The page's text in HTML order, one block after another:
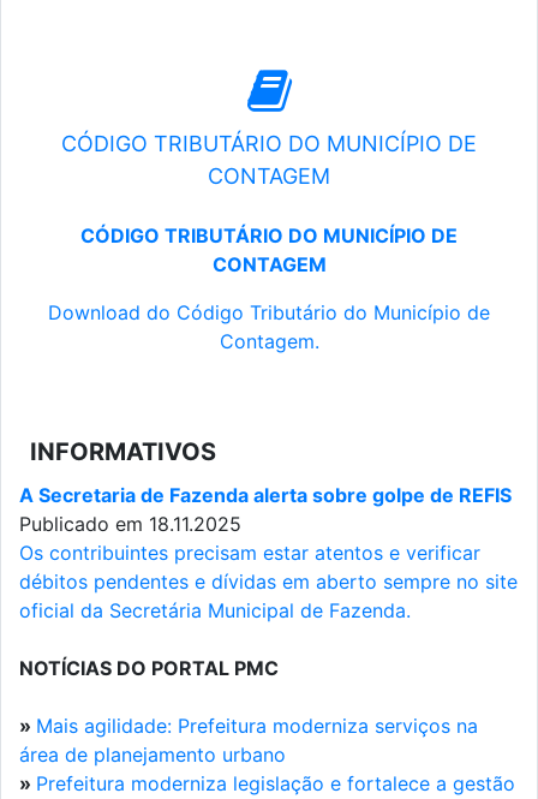
CÓDIGO TRIBUTÁRIO DO MUNICÍPIO DE
CONTAGEM
CÓDIGO TRIBUTÁRIO DO MUNICÍPIO DE
CONTAGEM
Download do Código Tributário do Município de
Contagem.
INFORMATIVOS
A Secretaria de Fazenda alerta sobre golpe de REFIS
Publicado em 18.11.2025
Os contribuintes precisam estar atentos e verificar
débitos pendentes e dívidas em aberto sempre no site
oficial da Secretária Municipal de Fazenda.
NOTÍCIAS DO PORTAL PMC
» Mais agilidade: Prefeitura moderniza serviços na
área de planejamento urbano
» Prefeitura moderniza legislação e fortalece a gestão